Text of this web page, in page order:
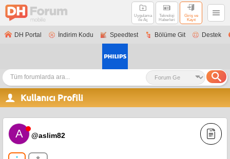
Uygulama
ile Aç
Teknoloji
Haberleri
Giriş ve
Kayıt
DH Portal İndirim Kodu Speedtest Bölüme Git Destek
Kullanıcı Profili
A @aslim82